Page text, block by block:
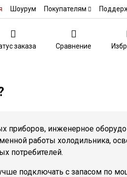
Шоурум Покупателям
заказа Сравнение
приборов, инженерное
работы холодильника,
потребителей.
подключать с запасом по